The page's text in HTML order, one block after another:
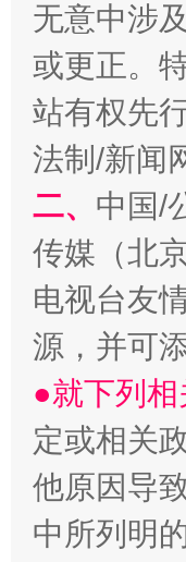
习近平的
无意中涉
或更正。
站有权先
法制/新闻
二、 中国/
传媒（北
电视台友
源，并可
●就下列
定或相关
他原因导
中所列明